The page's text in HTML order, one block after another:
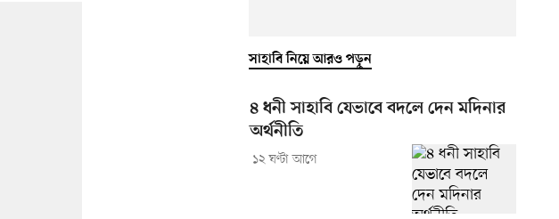
সাহাবি নিয়ে আরও পড়ুন
৪ ধনী সাহাবি যেভাবে বদলে দেন মদিনার
অর্থনীতি
১২ ঘণ্টা আগে